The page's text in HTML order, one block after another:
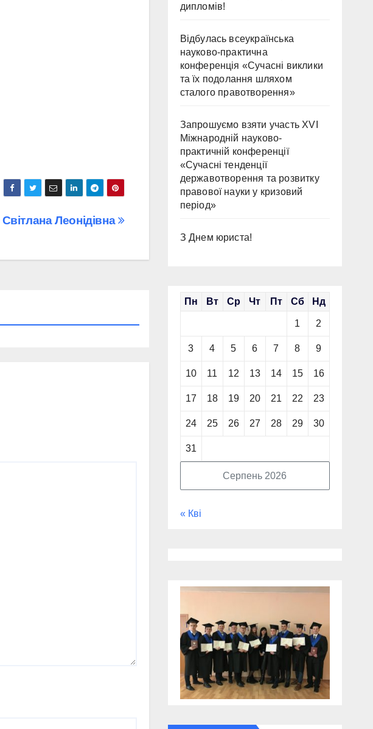
Леонідівна
дипломів!
Відбулась всеукраїнська
науково-практична
конференція «Сучасні виклики
та їх подолання шляхом
сталого правотворення»
Запрошуємо взяти участь ХVІ
Міжнародній науково-
практичній конференції
«Сучасні тенденції
державотворення та розвитку
правової науки у кризовий
період»
З Днем юриста!
Серпень 2026
Пн Вт Ср Чт Пт Сб Нд
1 2
3 4 5 6 7 8 9
10 11 12 13 14 15 16
17 18 19 20 21 22 23
24 25 26 27 28 29 30
31
« Кві